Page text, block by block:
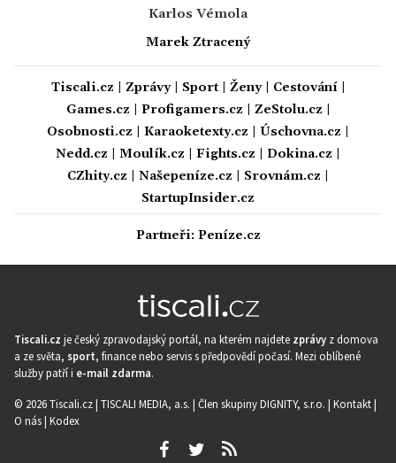
Karlos Vémola
Marek Ztracený
Tiscali.cz Zprávy| Sport| Ženy| Cestování|
Games.cz
Profigamers.cz ZeStolu.cz
Osobnosti.cz
Karaoketexty.cz Úschovna.cz
Nedd.cz
Moulík.cz Fights.cz Dokina.cz
CZhity.cz
Našepeníze.cz Srovnám.cz
StartupInsider.cz
Partneři: Peníze.cz
Tiscali.cz je český zpravodajský portál, na kterém najdete zprávy z domova
a ze světa, sport, finance nebo servis s předpovědí počasí. Mezi oblíbené
služby patří i e-mail zdarma.
© 2026 Tiscali.cz | TISCALI MEDIA, a.s. | Člen skupiny DIGNITY, s.r.o. | Kontakt|
O nás| Kodex